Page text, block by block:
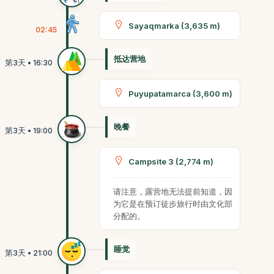
02:45 Sayaqmarka (3,635 m)
抵达营地
Puyupatamarca (3,600 m)
晚餐
Campsite 3 (2,774 m)
请注意，露营地无法提前知道，因
为它是在预订徒步旅行时由文化部
分配的。
睡觉